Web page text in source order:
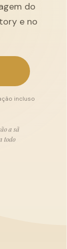
do
e no
incluso
a sã
todo